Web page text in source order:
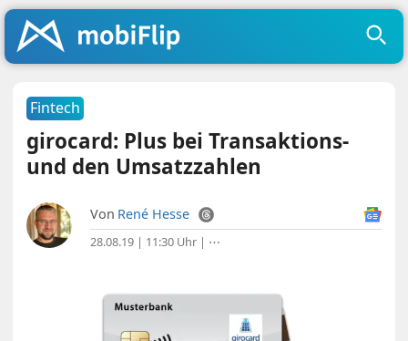
Fintech
girocard: Plus bei Transaktions-
und den Umsatzzahlen
Von René Hesse
28.08.19 | 11:30 Uhr | ⋯